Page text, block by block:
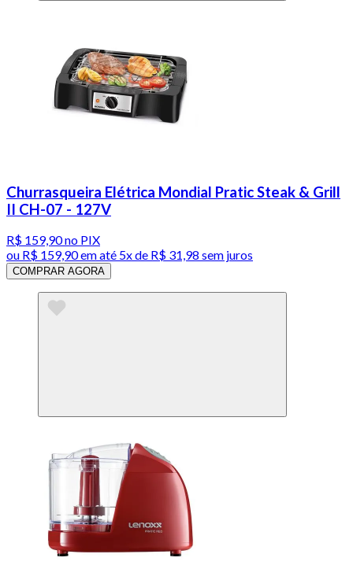
Churrasqueira Elétrica Mondial Pratic Steak & Grill
II CH-07 - 127V
R$ 159,90no PIX
ou R$ 159,90em até 5x de R$ 31,98 sem juros
COMPRAR AGORA